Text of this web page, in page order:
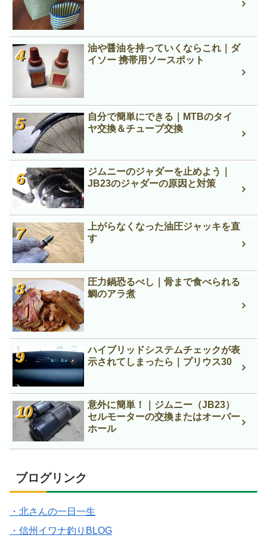
油や醤油を持っていくならこれ｜ダ
イソー 携帯用ソースポット
自分で簡単にできる｜MTBのタイ
ヤ交換＆チューブ交換
ジムニーのジャダーを止めよう｜
JB23のジャダーの原因と対策
上がらなくなった油圧ジャッキを直
す
圧力鍋恐るべし｜骨まで食べられる
鯛のアラ煮
ハイブリッドシステムチェックが表
示されてしまったら｜プリウス30
意外に簡単！｜ジムニー（JB23）
セルモーターの交換またはオーバー
ホール
ブログリンク
・北さんの一日一生
・信州イワナ釣りBLOG